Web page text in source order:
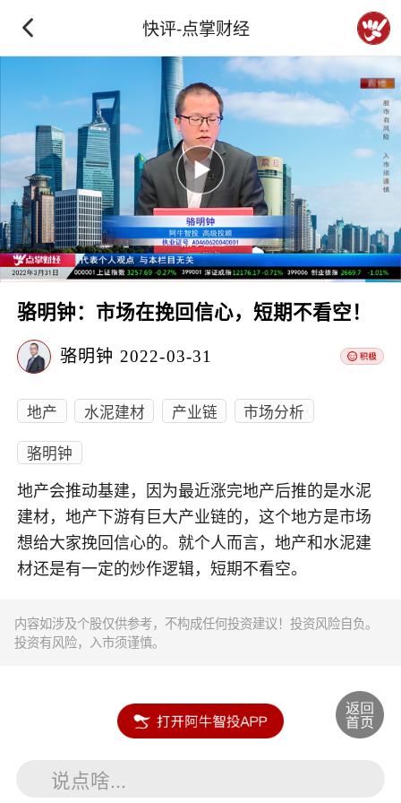
快评-点掌财经
骆明钟：市场在挽回信心，短期不看空！
骆明钟 2022-03-31
地产 水泥建材 产业链
市场分析
骆明钟
地产会推动基建，因为最近涨完地产后推的是水泥
建材，地产下游有巨大产业链的，这个地方是市场
想给大家挽回信心的。就个人而言，地产和水泥建
材还是有一定的炒作逻辑，短期不看空。
内容如涉及个股仅供参考，不构成任何投资建议！投资风险自负。
投资有风险，入市须谨慎。
说点啥...